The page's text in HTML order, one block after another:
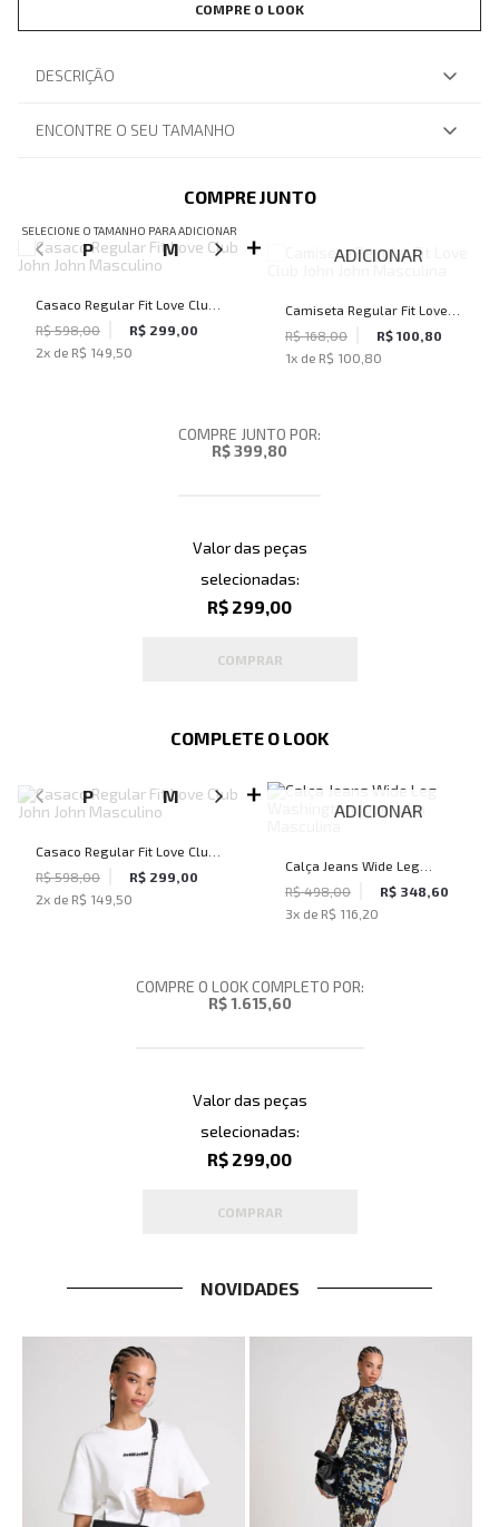
COMPRE O LOOK
DESCRIÇÃO
ENCONTRE O SEU TAMANHO
COMPRE JUNTO
SELECIONE O TAMANHO PARA ADICIONAR
P M G GG
Casaco Regular Fit Love Club
John John Masculino
R$ 598,00
R$ 299,00
2x de R$ 149,50
ADICIONAR
Camiseta Regular Fit Love
Club John John Masculina
R$ 168,00
R$ 100,80
1x de R$ 100,80
COMPRE JUNTO POR:
R$ 399,80
Valor das peças
selecionadas:
R$ 299,00
COMPRAR
COMPLETE O LOOK
P M G GG
Casaco Regular Fit Love Club
John John Masculino
R$ 598,00
R$ 299,00
2x de R$ 149,50
ADICIONAR
Calça Jeans Wide Leg
Washington John John
Masculina
R$ 498,00
R$ 348,60
3x de R$ 116,20
COMPRE O LOOK COMPLETO POR:
R$ 1.615,60
Valor das peças
selecionadas:
R$ 299,00
COMPRAR
NOVIDADES